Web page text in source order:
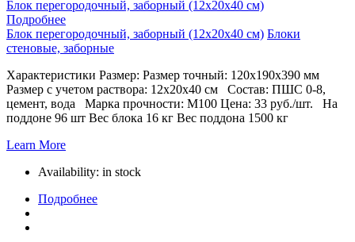
Блок перегородочный, заборный (12х20х40 см)
Подробнее
Блок перегородочный, заборный (12х20х40 см) Блоки
стеновые, заборные
Характеристики Размер: Размер точный: 120х190х390 мм
Размер с учетом раствора: 12х20х40 см Состав: ПШС 0-8,
цемент, вода Марка прочности: М100 Цена: 33 руб./шт. На
поддоне 96 шт Вес блока 16 кг Вес поддона 1500 кг
Learn More
Availability: in stock
Подробнее